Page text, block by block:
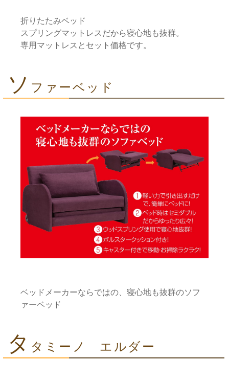
折りたたみベッド
スプリングマットレスだから寝心地も抜群。
専用マットレスとセット価格です。
ソ ファーベッド
ベッドメーカーならではの、寝心地も抜群のソフ
ァーベッド
タ タミーノ エルダー